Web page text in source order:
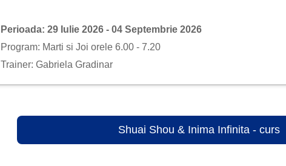
Perioada: 29 Iulie 2026 - 04 Septembrie 2026
Program: Marti si Joi orele 6.00 - 7.20
Trainer: Gabriela Gradinar
Shuai Shou & Inima Infinita - curs